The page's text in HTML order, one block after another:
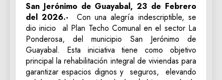
San Jerónimo de Guayabal, 23 de Febrero
del 2026.-
Con una alegría indescriptible, se
dio inicio al Plan Techo Comunal en el sector La
Ponderosa, del municipio San Jerónimo de
Guayabal. Esta iniciativa tiene como objetivo
principal la rehabilitación integral de viviendas para
garantizar espacios dignos y seguros, elevando